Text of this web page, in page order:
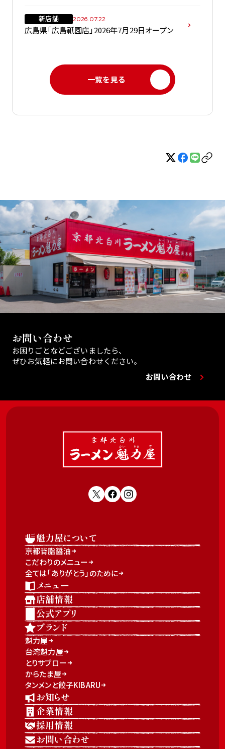
新店舗 2026.07.22
広島県「広島祇園店」2026年7月29日オープン
一覧を見る
お問い合わせ
お困りごとなどございましたら、
ぜひお気軽にお問い合わせください。
お問い合わせ
魁力屋について
京都背脂醤油
こだわりのメニュー
全ては「ありがとう」のために
メニュー
店舗情報
公式アプリ
ブランド
魁力屋
台湾魁力屋
とりサブロー
からたま屋
タンメンと餃子KIBARU
お知らせ
企業情報
採用情報
お問い合わせ